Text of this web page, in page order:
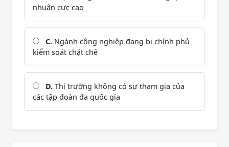
nhuận cực cao
C. Ngành công nghiệp đang bị chính phủ
kiểm soát chặt chẽ
D. Thị trường không có sự tham gia của
các tập đoàn đa quốc gia